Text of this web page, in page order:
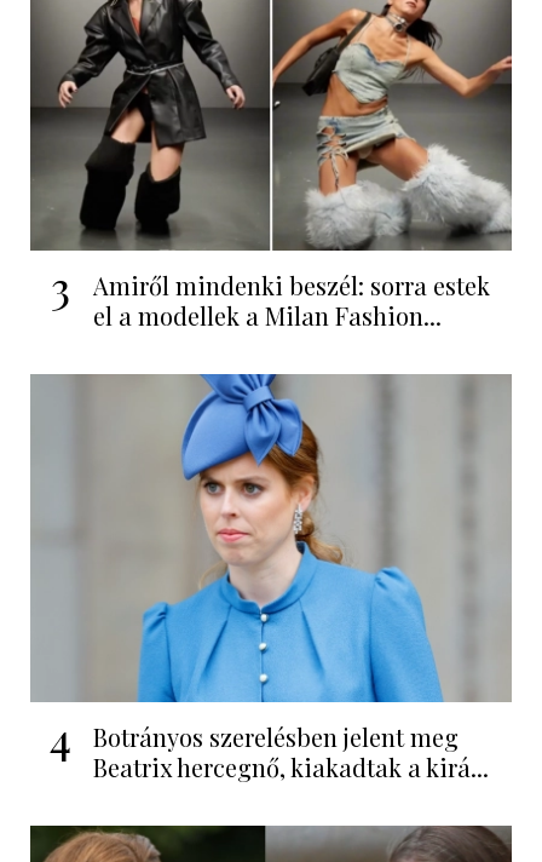
3
Amiről mindenki beszél: sorra estek
el a modellek a Milan Fashion...
4
Botrányos szerelésben jelent meg
Beatrix hercegnő, kiakadtak a kirá...